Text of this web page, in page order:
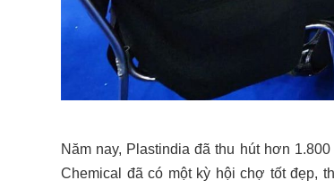
Năm nay, Plastindia đã thu hút hơn
Chemical đã có một kỳ hội chợ tốt đẹp,